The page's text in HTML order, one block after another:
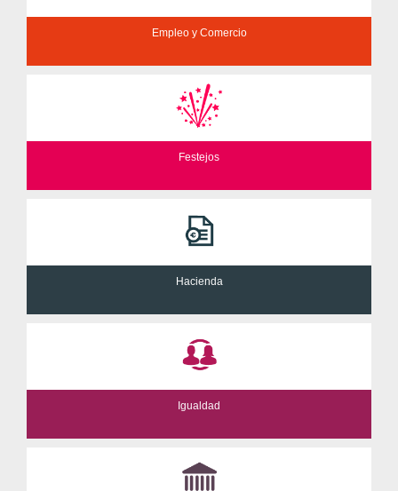
Empleo y Comercio
Festejos
Hacienda
Igualdad